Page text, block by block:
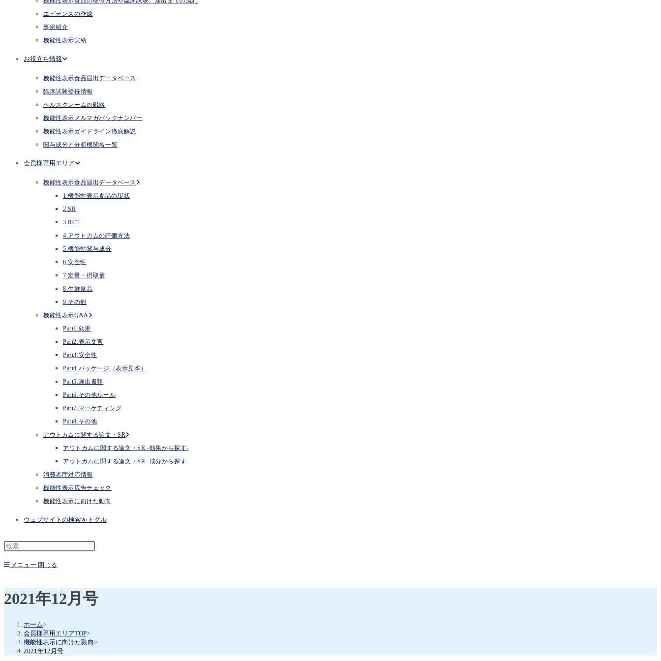
エビデンスの作成
事例紹介
機能性表示実績
お役立ち情報
機能性表示食品届出データベース
臨床試験登録情報
ヘルスクレームの戦略
機能性表示メルマガバックナンバー
機能性表示ガイドライン徹底解説
関与成分と分析機関名一覧
会員様専用エリア
機能性表示食品届出データベース
1.機能性表示食品の現状
2.SR
3.RCT
4.アウトカムの評価方法
5.機能性関与成分
6.安全性
7.定量・摂取量
8.生鮮食品
9.その他
機能性表示Q&A
Part1.効果
Part2.表示文言
Part3.安全性
Part4.パッケージ（表示見本）
Part5.届出書類
Part6.その他ルール
Part7.マーケティング
Part8.その他
アウトカムに関する論文・SR
アウトカムに関する論文・SR -効果から探す-
アウトカムに関する論文・SR -成分から探す-
消費者庁対応情報
機能性表示広告チェック
機能性表示に向けた動向
ウェブサイトの検索をトグル
メニュー 閉じる
2021年12月号
ホーム>
会員様専用エリアTOP>
機能性表示に向けた動向>
2021年12月号